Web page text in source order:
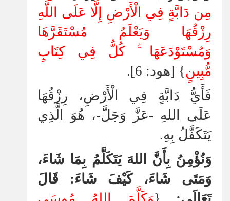
مِن دَابَّةٍ فِي الْأَرْضِ إِلَّا عَلَى اللَّهِ
رِزْقُهَا وَيَعْلَمُ مُسْتَقَرَّهَا
وَمُسْتَوْدَعَهَا كُلٌّ فِي كِتَابٍ
مُّبِينٍ} [هود: 6].
فَأَيُّ دَابَّةٍ فِي الْأَرْضِ، رِزْقُهَا
عَلَى اللهِ -عَزَّ وَجَلَّ-، هُوَ الَّذِي
يَتَكَفَّلُ بِهِ.
وَنُؤْمِنُ بِأَنَّ اللهَ يَتَكَلَّمُ بِمَا شَاءَ،
وَمَتَى شَاءَ، كَيْفَ شَاءَ: قَالَ